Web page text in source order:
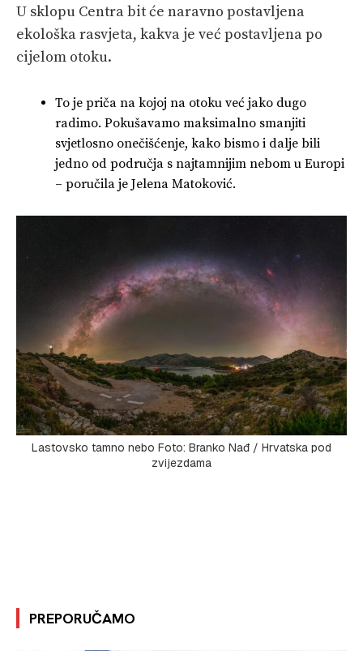
U sklopu Centra bit će naravno postavljena
ekološka rasvjeta, kakva je već postavljena po
cijelom otoku.
To je priča na kojoj na otoku već jako dugo
radimo. Pokušavamo maksimalno smanjiti
svjetlosno onečišćenje, kako bismo i dalje bili
jedno od područja s najtamnijim nebom u Europi
– poručila je Jelena Matoković.
Lastovsko tamno nebo Foto: Branko Nađ / Hrvatska pod
zvijezdama
PREPORUČAMO